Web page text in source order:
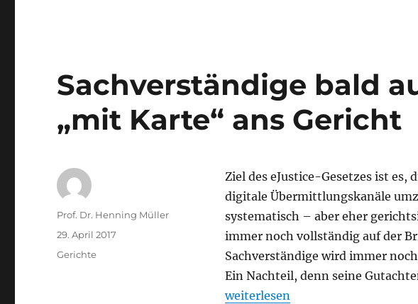
Sachverständige bald
„mit Karte“ ans Gericht
Ziel des eJustice-Gesetzes ist
digitale Übermittlungskanäle
systematisch – aber eher
immer noch vollständig auf der
Sachverständige wird immer
Ein Nachteil, denn seine
„Sachverständige bald auch nur
weiterlesen
Autor
Prof. Dr. Henning Müller
Veröffentlicht
29. April 2017
Kategorien
Gerichte